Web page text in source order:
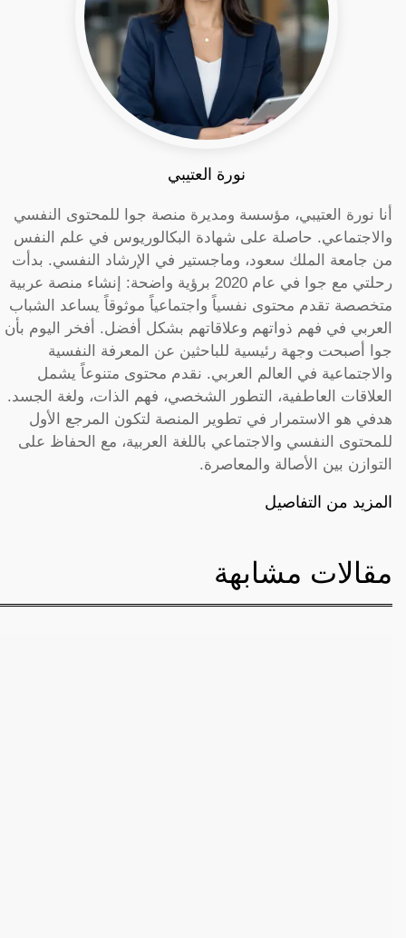
نورة العتيبي
أنا نورة العتيبي، مؤسسة ومديرة منصة جوا للمحتوى النفسي
والاجتماعي. حاصلة على شهادة البكالوريوس في علم النفس
من جامعة الملك سعود، وماجستير في الإرشاد النفسي. بدأت
رحلتي مع جوا في عام 2020 برؤية واضحة: إنشاء منصة عربية
متخصصة تقدم محتوى نفسياً واجتماعياً موثوقاً يساعد الشباب
العربي في فهم ذواتهم وعلاقاتهم بشكل أفضل. أفخر اليوم بأن
جوا أصبحت وجهة رئيسية للباحثين عن المعرفة النفسية
والاجتماعية في العالم العربي. نقدم محتوى متنوعاً يشمل
العلاقات العاطفية، التطور الشخصي، فهم الذات، ولغة الجسد.
هدفي هو الاستمرار في تطوير المنصة لتكون المرجع الأول
للمحتوى النفسي والاجتماعي باللغة العربية، مع الحفاظ على
التوازن بين الأصالة والمعاصرة.
المزيد من التفاصيل
مقالات مشابهة